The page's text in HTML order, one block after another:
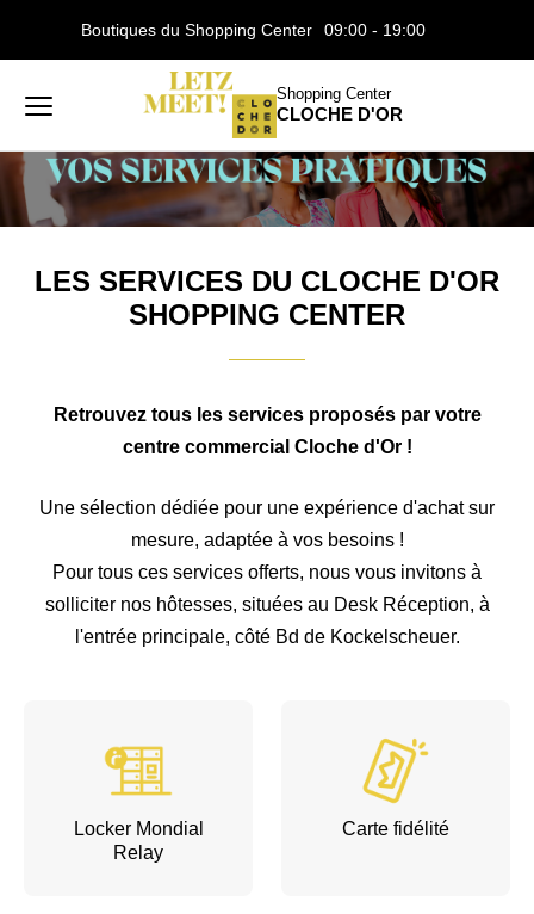
Boutiques du Shopping Center 09:00 - 19:00
Menu
principal
Shopping Center
CLOCHE D'OR
Rechercher
sur
le
Lancer
LES SERVICES DU CLOCHE D'OR SHOPPING
LES SERVICES DU CLOCHE D'OR
SHOPPING CENTER
Retrouvez tous les services proposés par votre
centre commercial Cloche d'Or !
Une sélection dédiée pour une expérience d'achat sur
mesure, adaptée à vos besoins !
Pour tous ces services offerts, nous vous invitons à
solliciter nos hôtesses, situées au Desk Réception, à
l'entrée principale, côté Bd de Kockelscheuer.
Locker Mondial
Relay
Carte fidélité